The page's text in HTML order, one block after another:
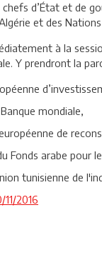
d’État et de
et des
à la
Y prendront la
mondiale,
de
Fonds arabe pour
tunisienne de
2016